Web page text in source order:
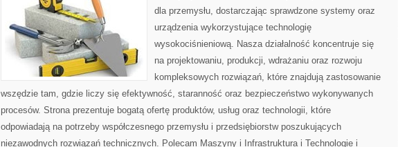
dla przemysłu, dostarczając sprawdzone systemy oraz
urządzenia wykorzystujące technologię
wysokociśnieniową. Nasza działalność koncentruje się
na projektowaniu, produkcji, wdrażaniu oraz rozwoju
kompleksowych rozwiązań, które znajdują zastosowanie
wszędzie tam, gdzie liczy się efektywność, staranność oraz bezpieczeństwo wykonywanych
procesów. Strona prezentuje bogatą ofertę produktów, usług oraz technologii, które
odpowiadają na potrzeby współczesnego przemysłu i przedsiębiorstw poszukujących
niezawodnych rozwiązań technicznych. Polecam Maszyny i Infrastruktura i Technologie i